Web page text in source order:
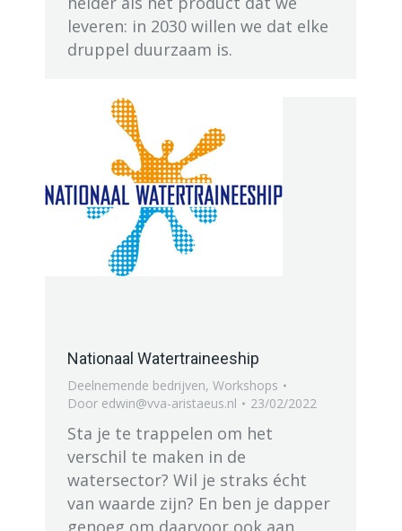
leveren: in 2030 willen we dat elke
druppel duurzaam is.
Nationaal Watertraineeship
Deelnemende bedrijven, Workshops
Door edwin@vva-aristaeus.nl 23/02/2022
Sta je te trappelen om het
verschil te maken in de
watersector? Wil je straks écht
van waarde zijn? En ben je dapper
genoeg om daarvoor ook aan